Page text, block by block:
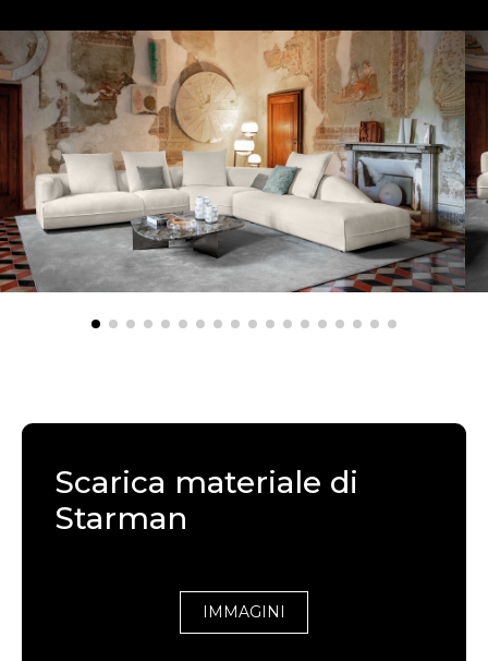
Scarica materiale di
Starman
IMMAGINI